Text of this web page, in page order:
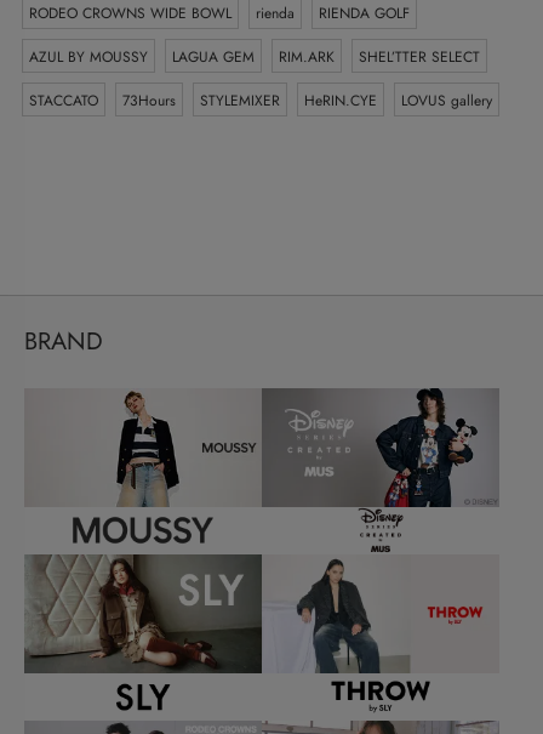
RODEO CROWNS WIDE BOWL
rienda
RIENDA GOLF
AZUL BY MOUSSY
LAGUA GEM RIM.ARK
SHEL’TTER SELECT
STACCATO
73Hours STYLEMIXER HeRIN.CYE LOVUS gallery
BRAND